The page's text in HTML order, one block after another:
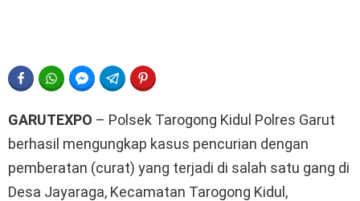
FACEBOOKWHATSAPPFACEBOOK MESSENGER
TELEGRAM
GARUTEXPO – Polsek Tarogong Kidul Polres Garut
berhasil mengungkap kasus pencurian dengan
pemberatan (curat) yang terjadi di salah satu gang di
Desa Jayaraga, Kecamatan Tarogong Kidul,